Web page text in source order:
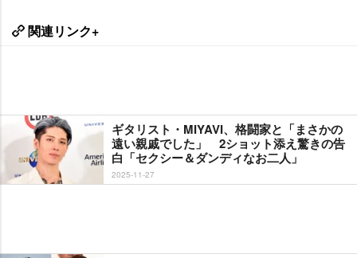
関連リンク+
ギタリスト・MIYAVI、格闘家と「まさかの
遠い親戚でした」 2ショット添え驚きの告
白「セクシー＆ダンディなお二人」
2025-11-27